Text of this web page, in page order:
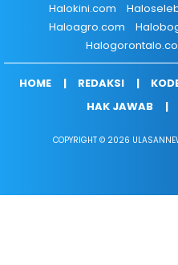
Halokini.com
Haloagro.com
HOME REDAKSI
HAK JAWAB
COPYRIGHT © 2026